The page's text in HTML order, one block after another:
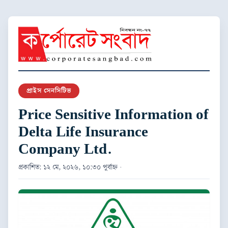
প্রাইস সেনসিটিভ
Price Sensitive Information of
Delta Life Insurance
Company Ltd.
প্রকাশিত: ১২ মে, ২০২৬, ১০:৩০ পূর্বাহ্ন ·